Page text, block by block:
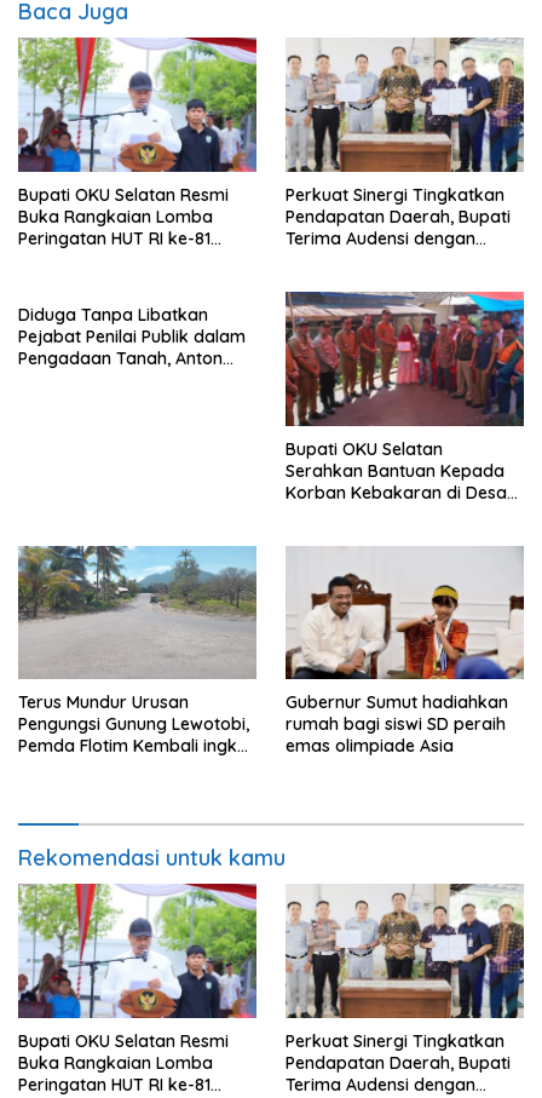
Baca Juga
Bupati OKU Selatan Resmi
Buka Rangkaian Lomba
Peringatan HUT RI ke-81
Perkuat Sinergi Tingkatkan
Pendapatan Daerah, Bupati
Terima Audensi dengan
Diduga Tanpa Libatkan
Pejabat Penilai Publik dalam
Pengadaan Tanah, Anton
Bupati OKU Selatan
Serahkan Bantuan Kepada
Korban Kebakaran di Desa
Terus Mundur Urusan
Pengungsi Gunung Lewotobi,
Pemda Flotim Kembali ingkar
Gubernur Sumut hadiahkan
rumah bagi siswi SD peraih
emas olimpiade Asia
Rekomendasi untuk kamu
Bupati OKU Selatan Resmi
Buka Rangkaian Lomba
Peringatan HUT RI ke-81
Perkuat Sinergi Tingkatkan
Pendapatan Daerah, Bupati
Terima Audensi dengan